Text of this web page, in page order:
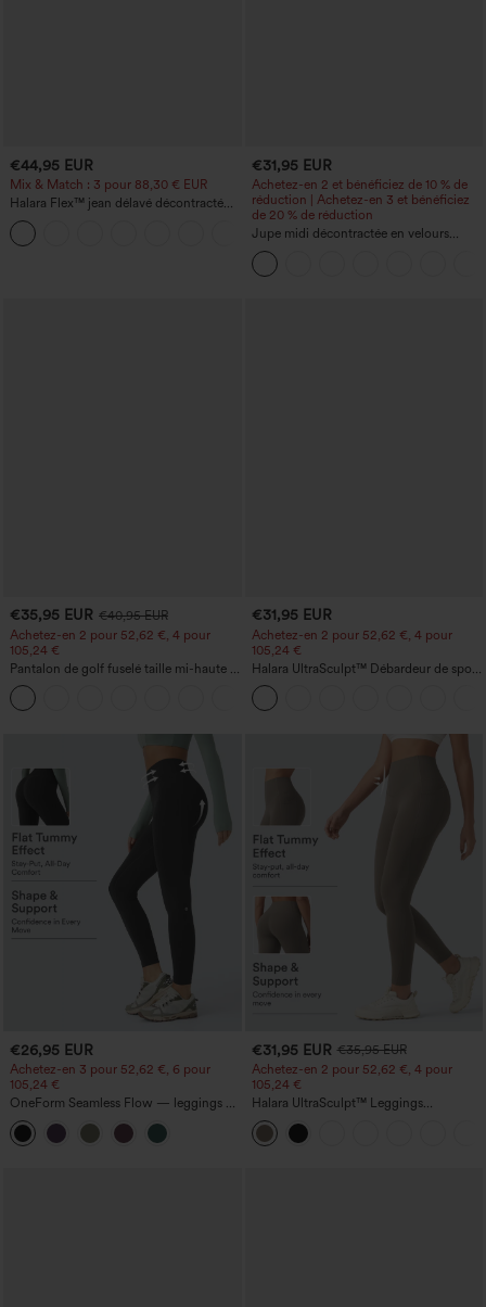
€44,95 EUR
Mix & Match : 3 pour 88,30 € EUR
Halara Flex™ jean délavé décontracté
taille haute à poches, coupe baggy à
jambe large
+2
€31,95 EUR
Achetez-en 2 et bénéficiez de 10 % de
réduction | Achetez-en 3 et bénéficiez
de 20 % de réduction
Jupe midi décontractée en velours
côtelé, taille mi-haute, poches avant
latérales à rabat
€35,95 EUR €40,95 EUR
Achetez-en 2 pour 52,62 €, 4 pour
105,24 €
Pantalon de golf fuselé taille mi-haute à
cordon, ourlet incurvé, séchage rapide,
avec poches — UPF40+
€31,95 EUR
Achetez-en 2 pour 52,62 €, 4 pour
105,24 €
Halara UltraSculpt™ Débardeur de sport
à col rond et ourlet arrondi
€26,95 EUR
Achetez-en 3 pour 52,62 €, 6 pour
105,24 €
OneForm Seamless Flow — leggings de
yoga sans coutures, taille mi-haute, effet
gainant pour le ventre et liftant pour les
fesses
€31,95 EUR €35,95 EUR
Achetez-en 2 pour 52,62 €, 4 pour
105,24 €
Halara UltraSculpt™ Leggings
d'entraînement sculptants taille haute,
effet ventre plat, avec poche